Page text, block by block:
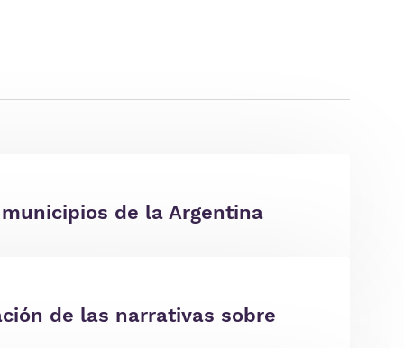
de la Argentina
de las narrativas sobre